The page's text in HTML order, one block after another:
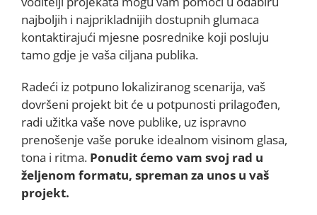
najboljih i najprikladnijih dostupnih glumaca
kontaktirajući mjesne posrednike koji posluju
tamo gdje je vaša ciljana publika.
Radeći iz potpuno lokaliziranog scenarija, vaš
dovršeni projekt bit će u potpunosti prilagođen,
radi užitka vaše nove publike, uz ispravno
prenošenje vaše poruke idealnom visinom glasa,
tona i ritma. Ponudit ćemo vam svoj rad u
željenom formatu, spreman za unos u vaš
projekt.